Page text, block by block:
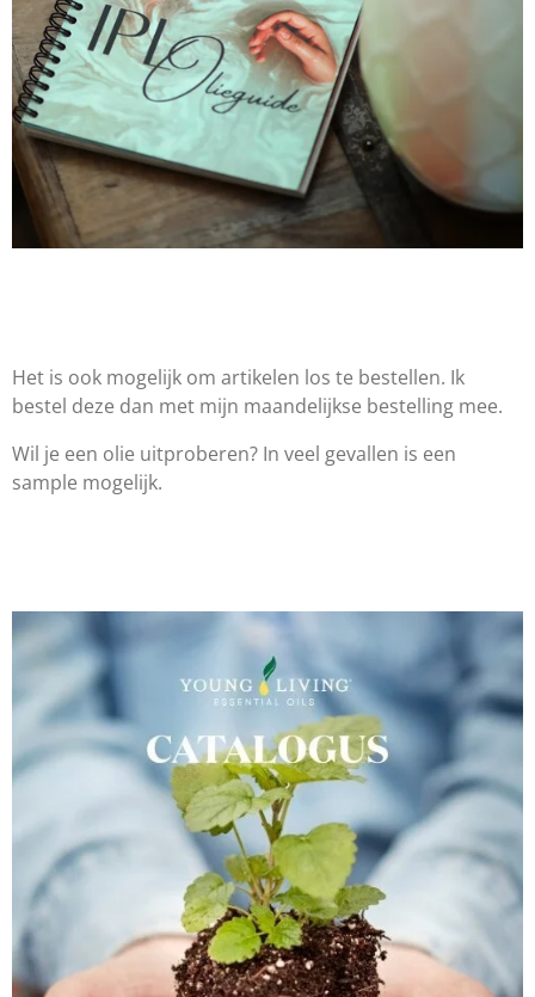
Het is ook mogelijk om artikelen los te bestellen. Ik
bestel deze dan met mijn maandelijkse bestelling mee.
Wil je een olie uitproberen? In veel gevallen is een
sample mogelijk.